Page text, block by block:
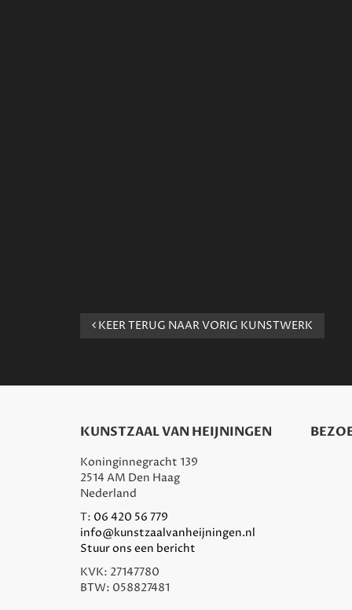
KEER TERUG NAAR VORIG KUNSTWERK
KUNSTZAAL VAN HEIJNINGEN
Koninginnegracht 139
2514 AM Den Haag
Nederland
T: 06 420 56 779
info@kunstzaalvanheijningen.nl
Stuur ons een bericht
KVK: 27147780
BTW: 058827481